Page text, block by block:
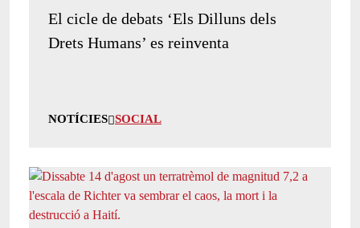
El cicle de debats ‘Els Dilluns dels
Drets Humans’ es reinventa
NOTÍCIES SOCIAL